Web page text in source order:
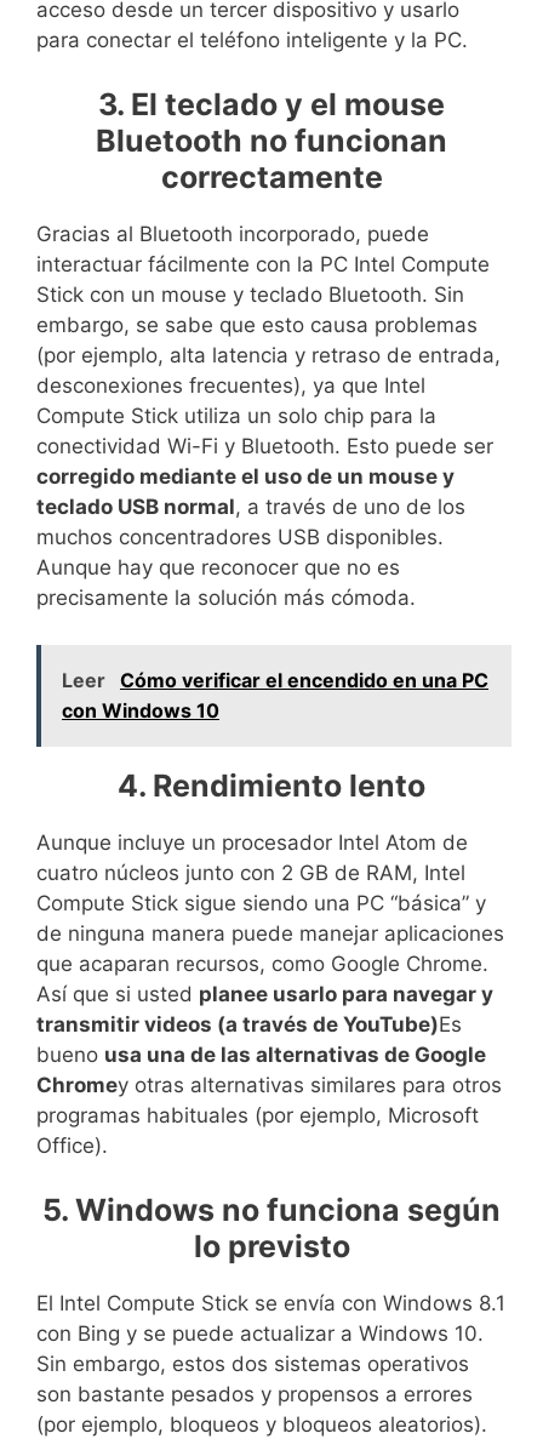
acceso desde un tercer dispositivo y usarlo
para conectar el teléfono inteligente y la PC.
3. El teclado y el mouse
Bluetooth no funcionan
correctamente
Gracias al Bluetooth incorporado, puede
interactuar fácilmente con la PC Intel Compute
Stick con un mouse y teclado Bluetooth. Sin
embargo, se sabe que esto causa problemas
(por ejemplo, alta latencia y retraso de entrada,
desconexiones frecuentes), ya que Intel
Compute Stick utiliza un solo chip para la
conectividad Wi-Fi y Bluetooth. Esto puede ser
corregido mediante el uso de un mouse y
teclado USB normal, a través de uno de los
muchos concentradores USB disponibles.
Aunque hay que reconocer que no es
precisamente la solución más cómoda.
Leer Cómo verificar el encendido en una PC
con Windows 10
4. Rendimiento lento
Aunque incluye un procesador Intel Atom de
cuatro núcleos junto con 2 GB de RAM, Intel
Compute Stick sigue siendo una PC “básica” y
de ninguna manera puede manejar aplicaciones
que acaparan recursos, como Google Chrome.
Así que si usted planee usarlo para navegar y
transmitir videos (a través de YouTube)Es
bueno usa una de las alternativas de Google
Chromey otras alternativas similares para otros
programas habituales (por ejemplo, Microsoft
Office).
5. Windows no funciona según
lo previsto
El Intel Compute Stick se envía con Windows 8.1
con Bing y se puede actualizar a Windows 10.
Sin embargo, estos dos sistemas operativos
son bastante pesados ​​y propensos a errores
(por ejemplo, bloqueos y bloqueos aleatorios).